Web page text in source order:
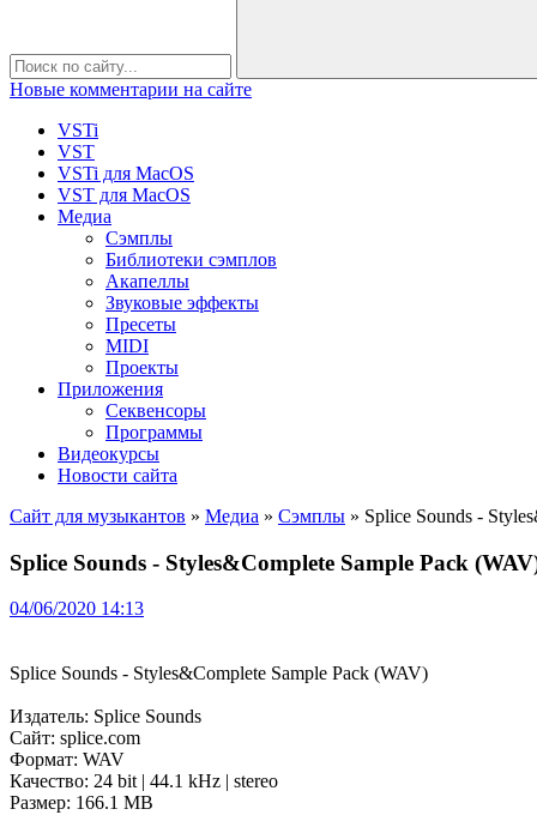
Новые комментарии на сайте
VSTi
VST
VSTi для MacOS
VST для MacOS
Медиа
Сэмплы
Библиотеки сэмплов
Акапеллы
Звуковые эффекты
Пресеты
MIDI
Проекты
Приложения
Секвенсоры
Программы
Видеокурсы
Новости сайта
Сайт для музыкантов » Медиа » Сэмплы » Splice Sounds -
Splice Sounds - Styles&Complete Sample Pack
04/06/2020 14:13
Splice Sounds - Styles&Complete Sample Pack (WAV)
Издатель: Splice Sounds
Сайт: splice.com
Формат: WAV
Качество: 24 bit | 44.1 kHz | stereo
Размер: 166.1 MB